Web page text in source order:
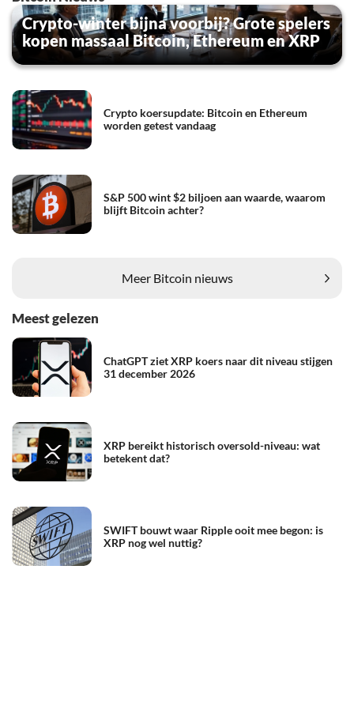
Crypto-winter bijna voorbij? Grote spelers
kopen massaal Bitcoin, Ethereum en XRP
Crypto koersupdate: Bitcoin en Ethereum
worden getest vandaag
S&P 500 wint $2 biljoen aan waarde, waarom
blijft Bitcoin achter?
Meer Bitcoin nieuws
Meest gelezen
ChatGPT ziet XRP koers naar dit niveau stijgen
31 december 2026
XRP bereikt historisch oversold-niveau: wat
betekent dat?
SWIFT bouwt waar Ripple ooit mee begon: is
XRP nog wel nuttig?